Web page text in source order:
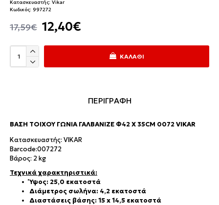
12,40€
17,59€
Κατασκευαστής: Vikar
Κωδικός: 997272
ΚΑΛΆΘΙ
ΠΕΡΙΓΡΑΦΗ
ΒΆΣΗ ΤΟΊΧΟΥ ΓΩΝΊΑ ΓΑΛΒΑΝΙΖΈ Φ42 X 35CM 0072 VIKAR
Κατασκευαστής: VIKAR
Barcode:007272
Βάρος: 2 kg
Τεχνικά χαρακτηριστικά:
Ύψος: 25,0 εκατοστά
Διάμετρος σωλήνα: 4,2 εκατοστά
Διαστάσεις βάσης: 15 x 14,5 εκατοστά